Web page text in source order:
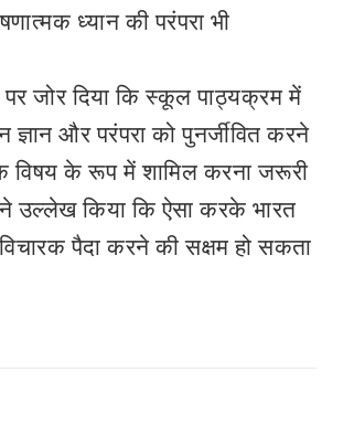
ध्यान की परंपरा भी
पर जोर दिया कि स्कूल पाठ्यक्रम में
ज्ञान और परंपरा को पुनर्जीवित करने
विषय के रूप में शामिल करना जरूरी
उल्लेख किया कि ऐसा करके भारत
पैदा करने की सक्षम हो सकता